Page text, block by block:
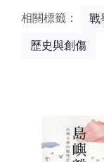
相關標籤： 戰
歷史與創傷